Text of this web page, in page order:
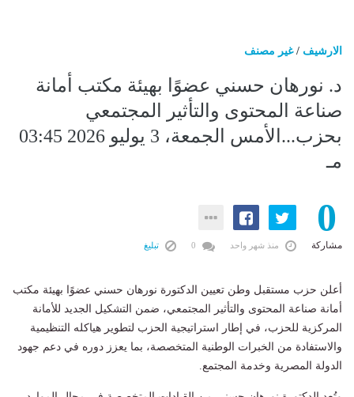
الارشيف /غير مصنف
د. نورهان حسني عضوًا بهيئة مكتب أمانة
صناعة المحتوى والتأثير المجتمعي
بحزب...الأمس الجمعة، 3 يوليو 2026 03:45
مـ
0
مشاركة منذ شهر واحد تبليغ
أعلن حزب مستقبل وطن تعيين الدكتورة نورهان حسني عضوًا بهيئة مكتب
أمانة صناعة المحتوى والتأثير المجتمعي، ضمن التشكيل الجديد للأمانة
المركزية للحزب، في إطار استراتيجية الحزب لتطوير هياكله التنظيمية
والاستفادة من الخبرات الوطنية المتخصصة، بما يعزز دوره في دعم جهود
الدولة المصرية وخدمة المجتمع.